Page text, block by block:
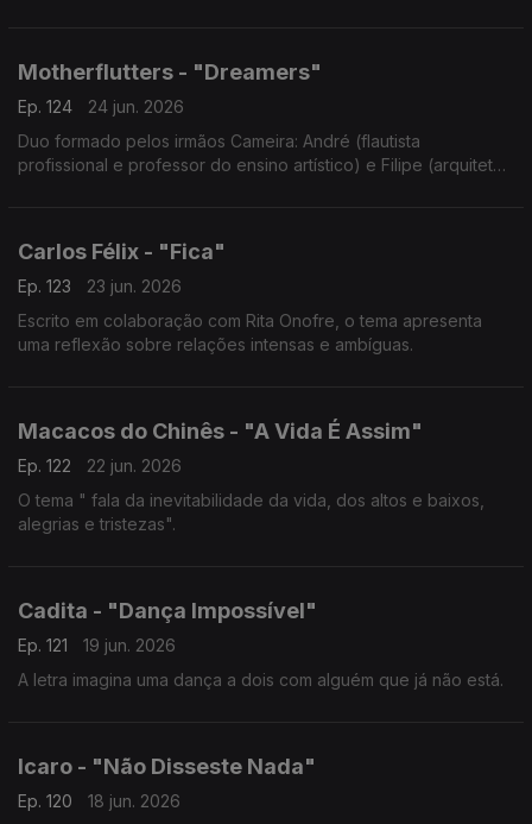
Motherflutters - "Dreamers"
Ep. 124
24 jun. 2026
Duo formado pelos irmãos Cameira: André (flautista
profissional e professor do ensino artístico) e Filipe (arquiteto
Carlos Félix - "Fica"
Ep. 123
23 jun. 2026
Escrito em colaboração com Rita Onofre, o tema apresenta
uma reflexão sobre relações intensas e ambíguas.
Macacos do Chinês - "A Vida É Assim"
Ep. 122
22 jun. 2026
O tema " fala da inevitabilidade da vida, dos altos e baixos,
alegrias e tristezas".
Cadita - "Dança Impossível"
Ep. 121
19 jun. 2026
A letra imagina uma dança a dois com alguém que já não está.
Icaro - "Não Disseste Nada"
Ep. 120
18 jun. 2026